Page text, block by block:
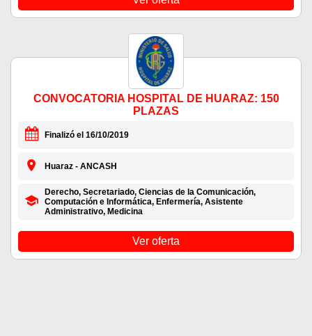
CONVOCATORIA HOSPITAL DE HUARAZ: 150
PLAZAS
Finalizó el 16/10/2019
Huaraz - ANCASH
Derecho, Secretariado, Ciencias de la Comunicación,
Computación e Informática, Enfermería, Asistente
Administrativo, Medicina
Ver oferta